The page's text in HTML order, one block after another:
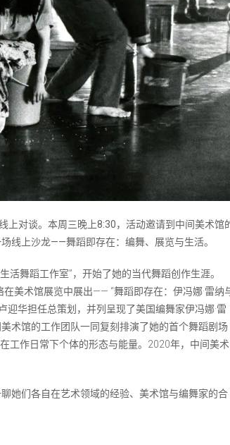
上对谈。本周三晚上8:30，活动邀请到中间美术馆
线上沙龙——舞蹈即存在：编舞、展览与生活。
舞蹈工作室”，开始了她的当代舞蹈创作生涯。
美术馆展览中展出—— “舞蹈即存在：伊冯娜·雷纳
华担任总策划，并列呈现了美国编舞家伊冯娜·雷
术馆的工作团队一同复刻排演了她的首个舞蹈剧场
工作日常下个体的形态与能量。2020年，中间美术
她们各自在艺术领域的经验、美术馆与编舞家的合